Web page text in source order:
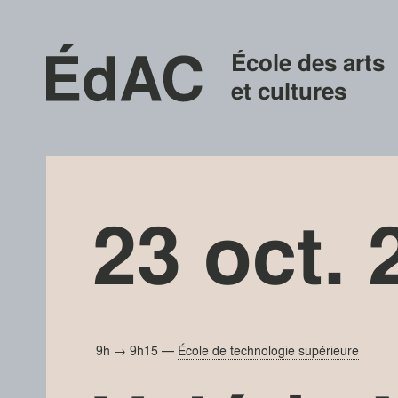
École des arts
et cultures
23 oct.
9h → 9h15 — École de technologie supérieure